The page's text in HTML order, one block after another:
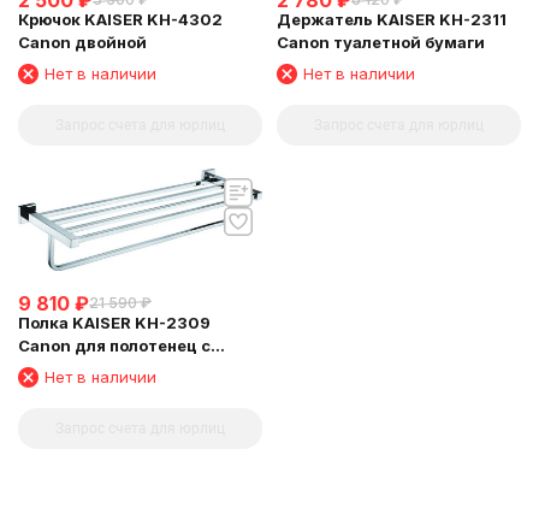
Крючок KAISER KH-4302
Canon двойной
Нет в наличии
Держатель KAISER KH-2311
Canon туалетной бумаги
Нет в наличии
9 810 ₽21 590 ₽
Полка KAISER KH-2309
Canon для полотенец с
держателем
Нет в наличии